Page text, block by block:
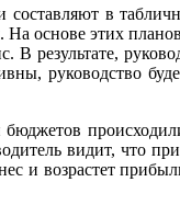
в
На основе этих
руководство
видит, что
и возрастет